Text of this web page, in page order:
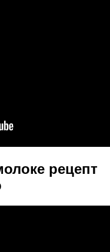
рецепт